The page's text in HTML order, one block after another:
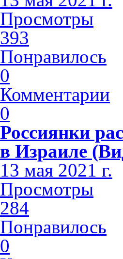
Просмотры
393
Понравилось
0
Комментарии
0
Россиянки
в Израиле
13 мая 2021 г.
Просмотры
284
Понравилось
0